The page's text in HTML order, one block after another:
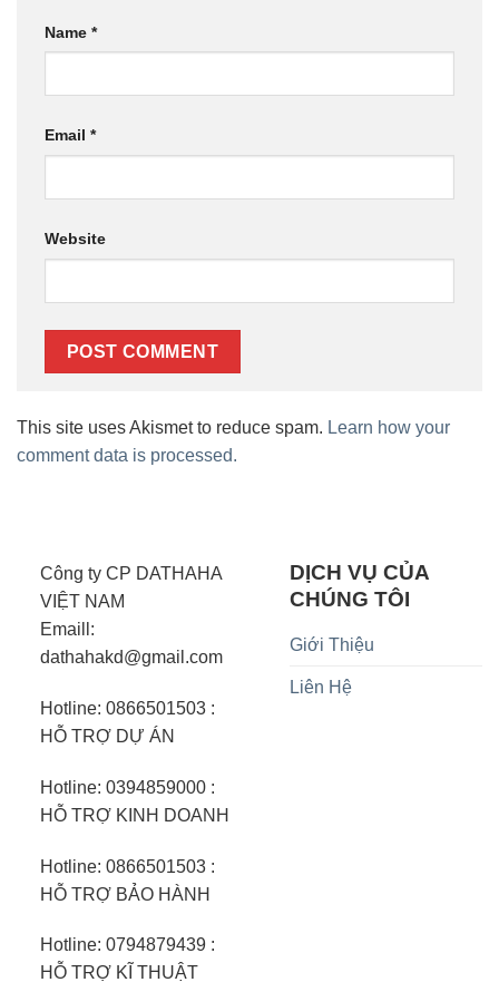
Name *
Email *
Website
This site uses Akismet to reduce spam. Learn how your
comment data is processed.
Công ty CP DATHAHA
VIỆT NAM
Emaill:
dathahakd@gmail.com
Hotline: 0866501503 :
HỖ TRỢ DỰ ÁN
Hotline: 0394859000 :
HỖ TRỢ KINH DOANH
Hotline: 0866501503 :
HỖ TRỢ BẢO HÀNH
Hotline: 0794879439 :
HỖ TRỢ KĨ THUẬT
DỊCH VỤ CỦA
CHÚNG TÔI
Giới Thiệu
Liên Hệ